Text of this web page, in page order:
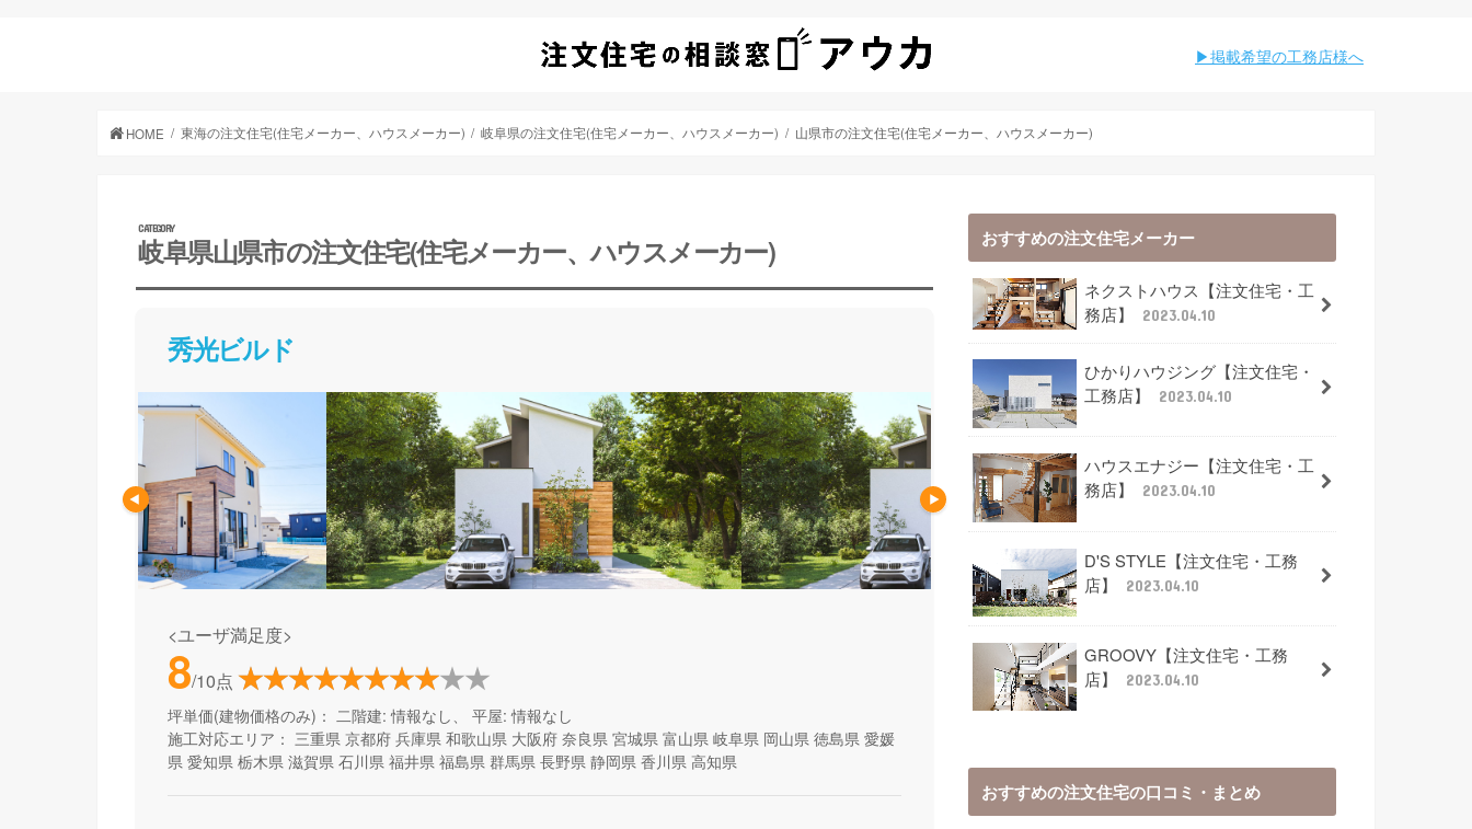
︎︎掲載希望の工務店様へ
HOME 東海の注文住宅(住宅メーカー、ハウスメーカー) 岐阜県の注文住宅(住宅メーカー、ハウスメーカー) 山県市の注文住宅(住宅メーカー、ハウスメーカー)
岐阜県山県市の注文住宅(住宅メーカー、ハウスメーカー)
秀光ビルド
<ユーザ満足度>
8/10点
坪単価(建物価格のみ)： 二階建: 情報なし、 平屋: 情報なし
施工対応エリア： 三重県 京都府 兵庫県 和歌山県 大阪府 奈良県 宮城県 富山県 岐阜県 岡山県 徳島県 愛媛
県 愛知県 栃木県 滋賀県 石川県 福井県 福島県 群馬県 長野県 静岡県 香川県 高知県
おすすめの注文住宅メーカー
ネクストハウス【注文住宅・工
務店】
2023.04.10
ひかりハウジング【注文住宅・
工務店】
2023.04.10
ハウスエナジー【注文住宅・工
務店】
2023.04.10
D'S STYLE【注文住宅・工務
店】
2023.04.10
GROOVY【注文住宅・工務
店】
2023.04.10
おすすめの注文住宅の口コミ・まとめ